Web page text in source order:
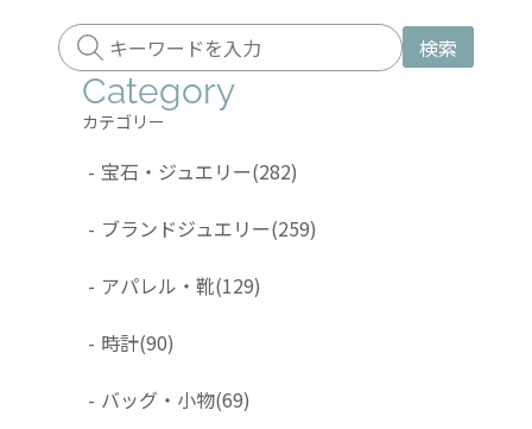
検索
Category
カテゴリー
- 宝石・ジュエリー(282)
- ブランドジュエリー(259)
- アパレル・靴(129)
- 時計(90)
- バッグ・小物(69)